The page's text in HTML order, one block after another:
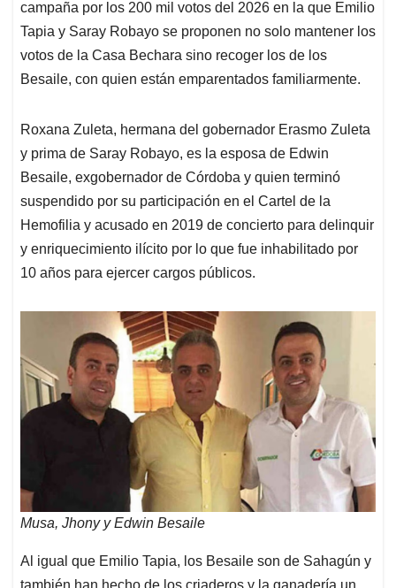
campaña por los 200 mil votos del 2026 en la que Emilio
Tapia y Saray Robayo se proponen no solo mantener los
votos de la Casa Bechara sino recoger los de los
Besaile, con quien están emparentados familiarmente.
Roxana Zuleta, hermana del gobernador Erasmo Zuleta
y prima de Saray Robayo, es la esposa de Edwin
Besaile, exgobernador de Córdoba y quien terminó
suspendido por su participación en el Cartel de la
Hemofilia y acusado en 2019 de concierto para delinquir
y enriquecimiento ilícito por lo que fue inhabilitado por
10 años para ejercer cargos públicos.
Musa, Jhony y Edwin Besaile
Al igual que Emilio Tapia, los Besaile son de Sahagún y